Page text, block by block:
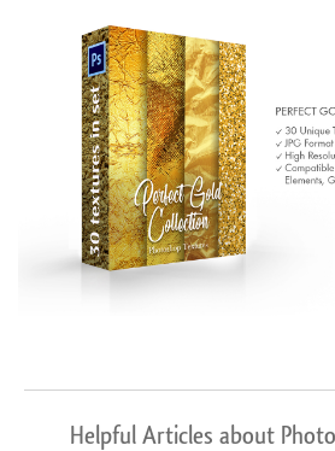
Helpful Articles about